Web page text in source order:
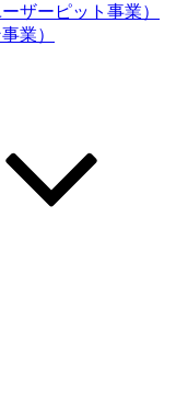
ザーピット事業）
業）